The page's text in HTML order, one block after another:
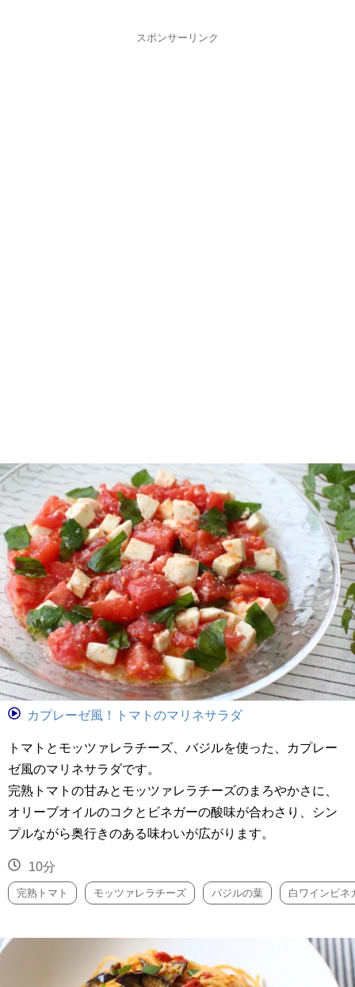
スポンサーリンク
カプレーゼ風！トマトのマリネサラダ
トマトとモッツァレラチーズ、バジルを使った、カプレー
ゼ風のマリネサラダです。
完熟トマトの甘みとモッツァレラチーズのまろやかさに、
オリーブオイルのコクとビネガーの酸味が合わさり、シン
プルながら奥行きのある味わいが広がります。
10分
完熟トマト モッツァレラチーズ バジルの葉 白ワインビネ